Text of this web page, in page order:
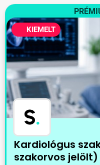
KIEMELT
S.
Kardiológus
szakorvos jelölt)